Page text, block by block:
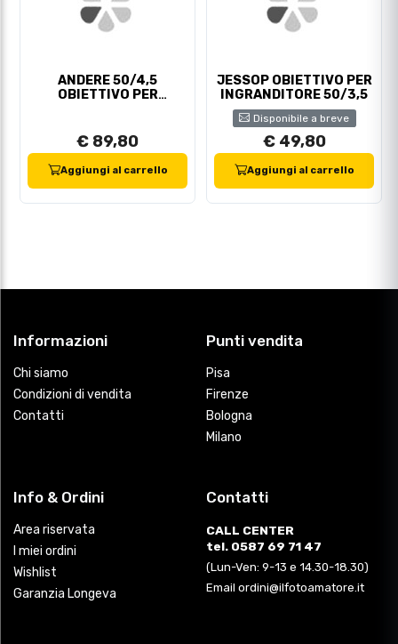
ANDERE 50/4,5
OBIETTIVO PER
€ 89,80
Aggiungi al carrello
JESSOP OBIETTIVO PER
INGRANDITORE 50/3,5
Disponibile a breve
€ 49,80
Aggiungi al carrello
Informazioni
Chi siamo
Condizioni di vendita
Contatti
Punti vendita
Pisa
Firenze
Bologna
Milano
Info & Ordini
Area riservata
I miei ordini
Wishlist
Garanzia Longeva
Contatti
CALL CENTER
tel. 0587 69 71 47
(Lun-Ven: 9-13 e 14.30-18.30)
Email ordini@ilfotoamatore.it